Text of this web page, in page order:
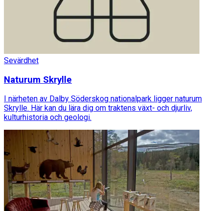
Sevärdhet
Naturum Skrylle
I närheten av Dalby Söderskog nationalpark ligger naturum
Skrylle. Här kan du lära dig om traktens växt- och djurliv,
kulturhistoria och geologi.